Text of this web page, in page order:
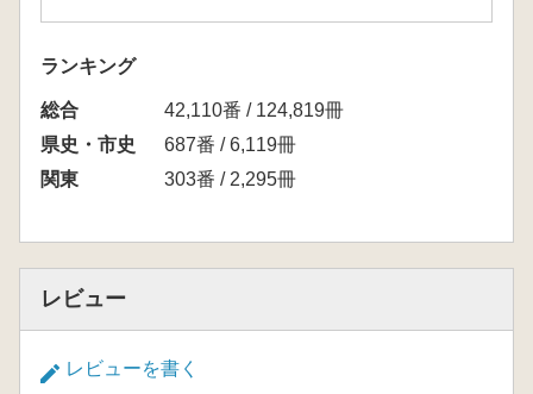
ランキング
総合
42,110番 / 124,819冊
県史・市史
687番 / 6,119冊
関東
303番 / 2,295冊
レビュー
レビューを書く